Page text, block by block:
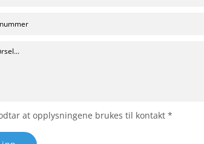
at opplysningene brukes til kontakt *